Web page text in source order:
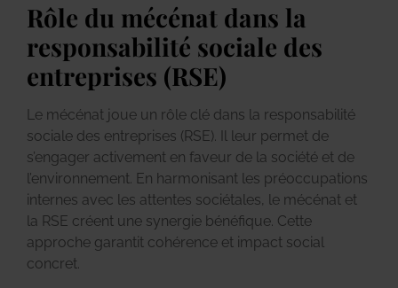
Rôle du mécénat dans la
responsabilité sociale des
entreprises (RSE)
Le mécénat joue un rôle clé dans la responsabilité
sociale des entreprises (RSE). Il leur permet de
s’engager activement en faveur de la société et de
l’environnement. En harmonisant les préoccupations
internes avec les attentes sociétales, le mécénat et
la RSE créent une synergie bénéfique. Cette
approche garantit cohérence et impact social
concret.